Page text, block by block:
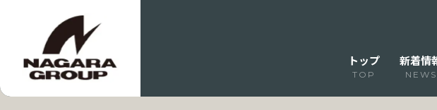
トップ
TOP
新着情
NEWS